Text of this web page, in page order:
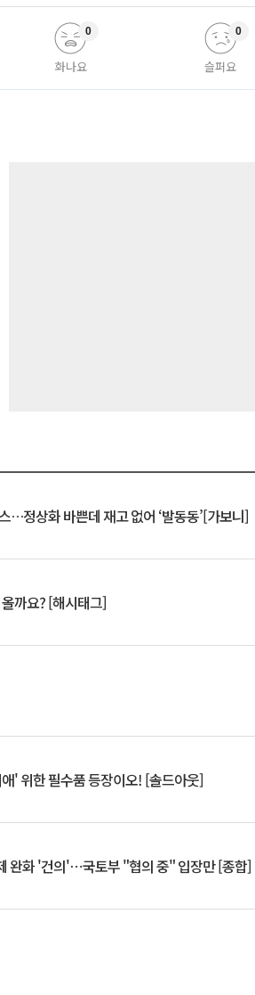
화나요
0
슬퍼요
0
…정상화 바쁜데 재고 없어 ‘발동동’[가보니]
까요? [해시태그]
' 위한 필수품 등장이오! [솔드아웃]
완화 '건의'⋯국토부 "협의 중" 입장만 [종합]